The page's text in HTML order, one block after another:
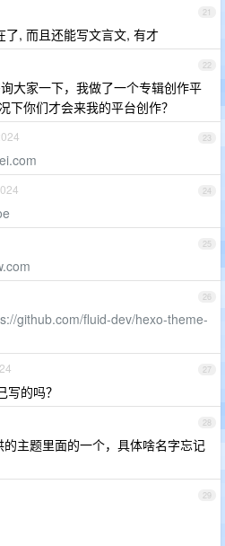
21
了, 而且还能写文言文, 有才
22
大家一下，我做了一个专辑创作平
下你们才会来我的平台创作？
23
24
25
26
github.com/fluid-dev/hexo-theme-
27
写的吗？
28
的主题里面的一个，具体啥名字忘记
29